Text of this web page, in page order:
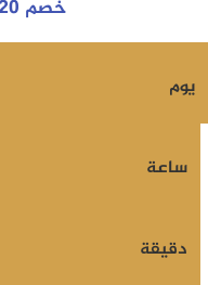
خصم 20% لفترة محدودة
يوم
ساعة
دقيقة